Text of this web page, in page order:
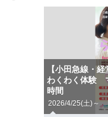
【小田急線・
わくわく体験
時間
2026/4/25(土)～